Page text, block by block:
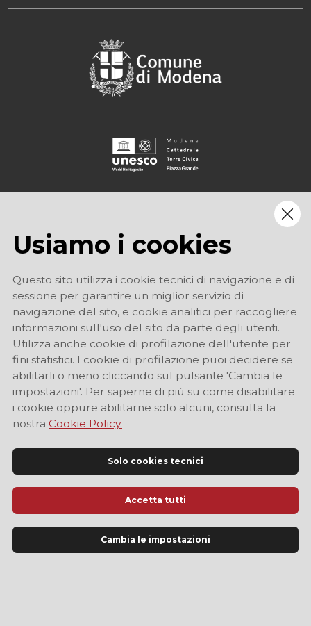
Sito Ufficiale di Informazione Turistica di Modena
Usiamo i cookies
Questo sito utilizza i cookie tecnici di navigazione e di
sessione per garantire un miglior servizio di
navigazione del sito, e cookie analitici per raccogliere
informazioni sull'uso del sito da parte degli utenti.
Utilizza anche cookie di profilazione dell'utente per
fini statistici. I cookie di profilazione puoi decidere se
abilitarli o meno cliccando sul pulsante 'Cambia le
impostazioni'. Per saperne di più su come disabilitare
i cookie oppure abilitarne solo alcuni, consulta la
nostra Cookie Policy.
Solo cookies tecnici
Accetta tutti
Cambia le impostazioni